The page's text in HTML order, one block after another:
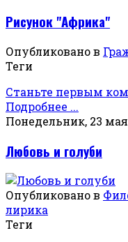
Рисунок "Африка"
Опубликовано в
Теги
Станьте первым
Подробнее ...
Понедельник, 23 мая
Любовь и голуби
Опубликовано в
лирика
Теги